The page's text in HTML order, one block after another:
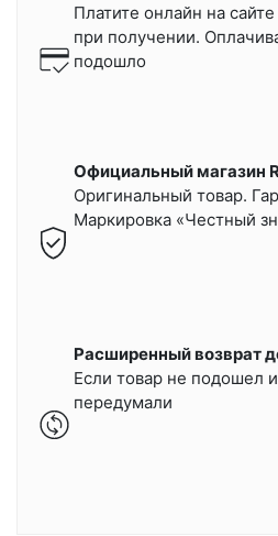
Платите онлайн на
при получении.
подошло
Официальный магазин
Оригинальный товар.
Маркировка «Честный
Расширенный возврат
Если товар не подошел
передумали